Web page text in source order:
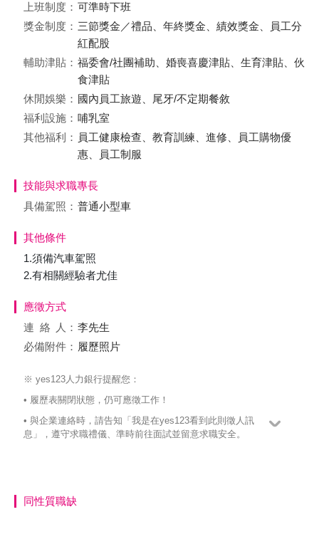
上班制度： 可準時下班
獎金制度： 三節獎金／禮品、年終獎金、績效獎金、員工分
紅配股
輔助津貼： 福委會/社團補助、婚喪喜慶津貼、生育津貼、伙
食津貼
休閒娛樂： 國內員工旅遊、尾牙/不定期餐敘
福利設施： 哺乳室
其他福利： 員工健康檢查、教育訓練、進修、員工購物優
惠、員工制服
技能與求職專長
具備駕照： 普通小型車
其他條件
1.須備汽車駕照
2.有相關經驗者尤佳
應徵方式
連絡
人： 李先生
必備附件： 履歷照片
※ yes123人力銀行提醒您：
• 履歷表關閉狀態，仍可應徵工作！
• 與企業連絡時，請告知「我是在yes123看到此則徵人訊
息」，遵守求職禮儀、準時前往面試並留意求職安全。
同性質職缺